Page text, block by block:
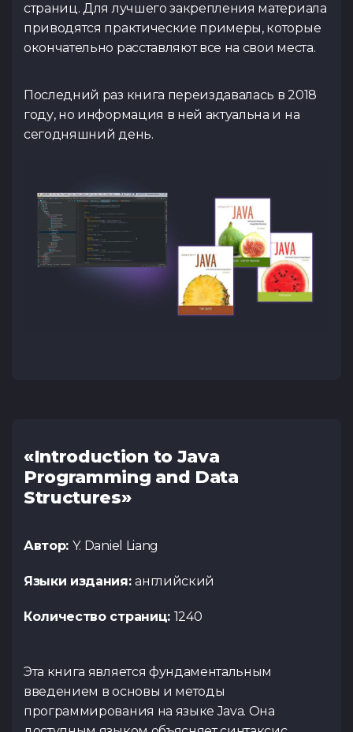
страниц. Для лучшего закрепления материала
приводятся практические примеры, которые
окончательно расставляют все на свои места.
Последний раз книга переиздавалась в 2018
году, но информация в ней актуальна и на
сегодняшний день.
«Introduction to Java
Programming and Data
Structures»
Автор: Y. Daniel Liang
Языки издания:английский
Количество страниц: 1240
Эта книга является фундаментальным
введением в основы и методы
программирования на языке Java. Она